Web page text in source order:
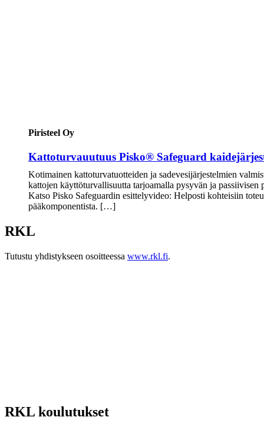
Piristeel Oy
Kattoturvauutuus Pisko® Safeguard
Kotimainen kattoturvatuotteiden ja sadevesijärjestelmien
kattojen käyttöturvallisuutta tarjoamalla pysyvän ja
Katso Pisko Safeguardin esittelyvideo: Helposti kohteisiin
pääkomponentista. […]
RKL
Tutustu yhdistykseen osoitteessa www.rkl.fi.
RKL koulutukset